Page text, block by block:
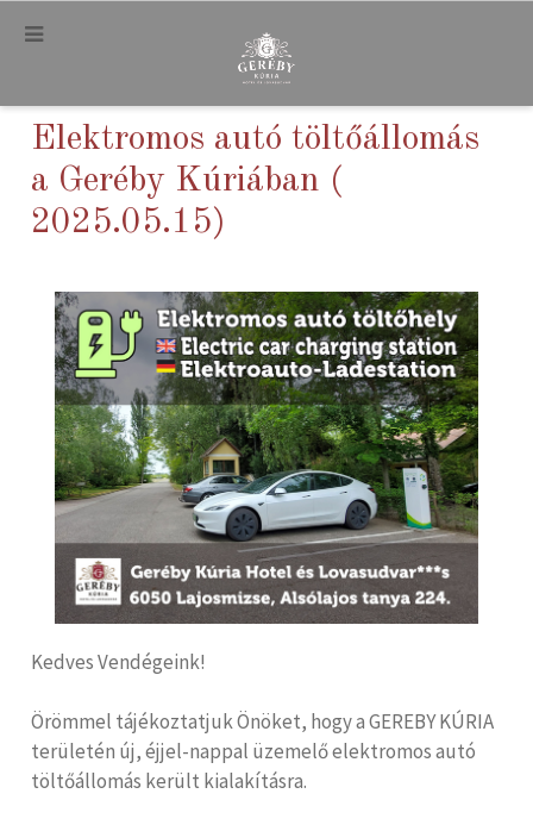
.
Elektromos autó töltőállomás
a Geréby Kúriában (
2025.05.15)
Kedves Vendégeink!
Örömmel tájékoztatjuk Önöket, hogy a GEREBY KÚRIA
területén új, éjjel-nappal üzemelő elektromos autó
töltőállomás került kialakításra.